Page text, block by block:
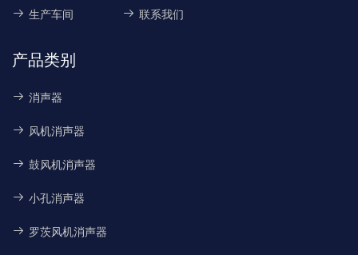
生产车间 联系我们
产品类别
消声器
风机消声器
鼓风机消声器
小孔消声器
罗茨风机消声器